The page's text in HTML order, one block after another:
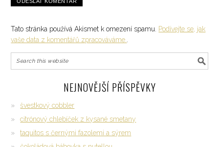
Tato stránka používá Akismet k omezení spamu.
Podívejte se, jak
vaše data z komentářů zpracováváme.
NEJNOVĚJŠÍ PŘÍSPĚVKY
švestkový cobbler
citrónový chlebíček z kysané smetany
taquitos s černými fazolemi a sýrem